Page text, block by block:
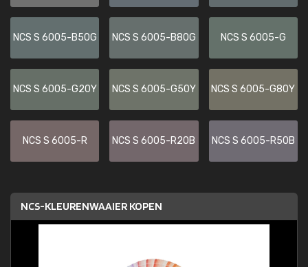
NCS S 6005-B50G NCS S 6005-B80G NCS S 6005-G
NCS S 6005-G20Y NCS S 6005-G50Y NCS S 6005-G80Y
NCS S 6005-R NCS S 6005-R20B NCS S 6005-R50B
NCS-KLEURENWAAIER KOPEN